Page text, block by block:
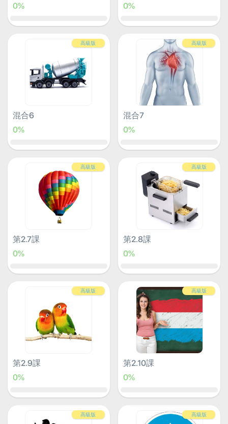
0%
0%
高級版
混合6
0%
高級版
混合7
0%
高級版
第2.7課
0%
高級版
第2.8課
0%
高級版
第2.9課
0%
高級版
第2.10課
0%
高級版 高級版